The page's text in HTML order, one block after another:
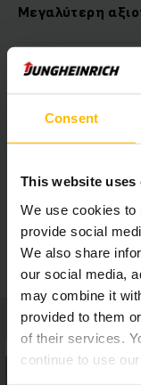
Consent
This website uses
We use cookies to
provide social
We also share
our social media,
may combine it
provided to them
of their services.
continue to use our
Μεγαλύτερη
Ειδικές
Συμπαγές
ψυκτικές